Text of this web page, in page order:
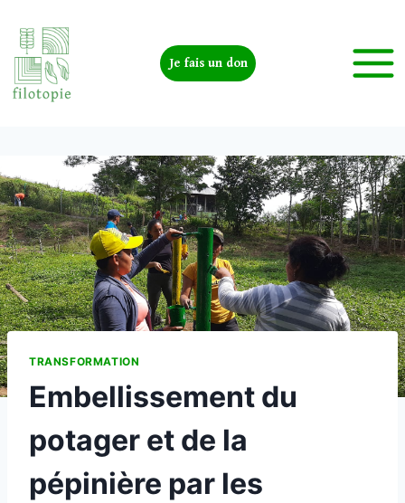
Je fais un don
TRANSFORMATION
Embellissement du
potager et de la
pépinière par les